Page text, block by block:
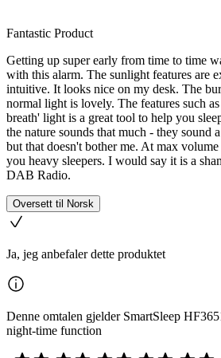
Fantastic Product
Getting up super early from time to time
with this alarm. The sunlight features are
intuitive. It looks nice on my desk. The
normal light is lovely. The features such
breath' light is a great tool to help you
the nature sounds that much - they sound
but that doesn't bother me. At max
you heavy sleepers. I would say it is a
DAB Radio.
Oversett til Norsk
Ja, jeg anbefaler dette produktet
Denne omtalen gjelder SmartSleep
night-time function